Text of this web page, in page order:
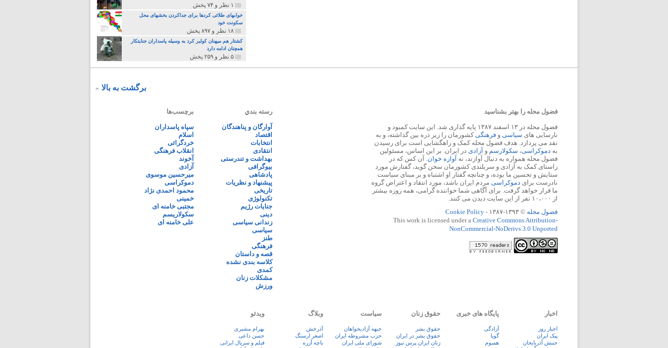
۱ نظر و ۷۴ پخش
خوابهای طلائی کردها برای جداکردن بخشهای محل
سکونت خود
۱۸ نظر و ۸۹۷ پخش
کشتار هم میهنان کولبر کرد به وسیله پاسداران جنایتکار
همچنان ادامه دارد
۵ نظر و ۲۵۹ پخش
برگشت به بالا
فضول محله را بهتر بشناسید
فضول محله در ۱۳ اسفند ۱۳۸۷ پایه گذاری شد. این سایت کمبود و
نارسایی های سیاسی و فرهنگیکشورمان را زیر ذره بین گذاشته، و به
نقد می پردازد. هدف فضول محله کمک و راهگشایی است برای رسیدن
به دموکراسی، سکولارسم و آزادی در ایران. بر این اساس، مسئولین
فضول محله همواره به دنبال آوازند، نه آوازه خوان. آن کس که در
راستای کمک به آزادی و سربلندی کشورمان سخن گوید، گفتارش مورد
ستایش و تحسین ما بوده، و چنانچه گفتار او اشتباه و بر مبنای سیاست
نادرست برای دموکراسی مردم ایران باشد، مورد انتقاد و اعتراض گروه
ما قرار خواهد گرفت. برای آگاهی شما خواننده گرامی، همه روزه بیشتر
از ۱۰،۰۰۰ نفر از این سایت دیدن می کنند.
فضول محله © ۱۳۹۳-۱۳۸۷ -
Cookie Policy
This work is licensed under a Creative Commons Attribution-
NonCommercial-NoDerivs 3.0 Unported
رسته بندي
آوارگان و پناهندگان
اقتصاد
انتخابات
انتقادی
بهداشت و تندرستی
بیوگرافی
پادشاهی
پیشنهاد و نظریات
تاریخی
تکنولوژی
جنایات رژیم
دینی
زندانی سیاسی
سیاسی
طنز
فرهنگی
قصه و داستان
کلاسه بندی نشده
کمدی
مشکلات زنان
ورزش
برچسب‌ها
سپاه پاسداران
اسلام
خردگرائی
انقلاب فرهنگی
آخوند
آزادی
میرحسین موسوی
دموکراسی
محمود احمدی نژاد
خمینی
مجتبی خامنه ای
سکولاریسم
علی خامنه ای
اخبار
اخبار روز
پيک ايران
جنبش آذربایجان
پایگاه های خبری
آزادگی
گویا
همبوم
حقوق زنان
حقوق بشر
حقوق بشر در ایران
زنان ايران پرس نيوز
سیاست
جبهه آزادیخواهان
حزب مشروطه ایران
شورای ملی ایران
وبلاگ
آذرخش
اصغر ارسنگ
باچه آزره
ویدئو
بهرام مشیری
حسن داعی
فيلم و سريال ايرانی